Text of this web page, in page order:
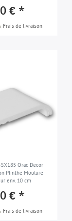
€ *
Frais de livraison
SX185 Orac Decor
Plinthe Moulure
env. 10 cm
€ *
Frais de livraison